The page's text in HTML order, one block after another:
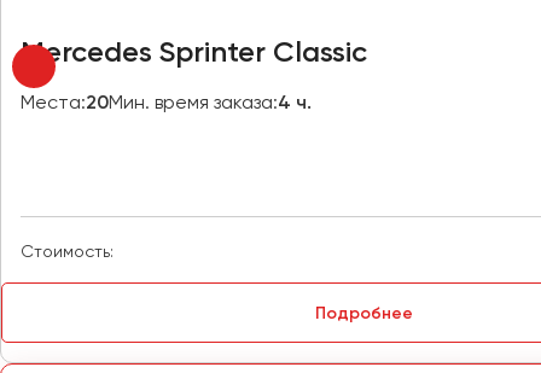
Mercedes Sprinter Classic
Места:20Мин. время заказа:4 ч.
Стоимость:
Подробнее
Оренбург
Псков
Ростов-на-Дону
Рязань